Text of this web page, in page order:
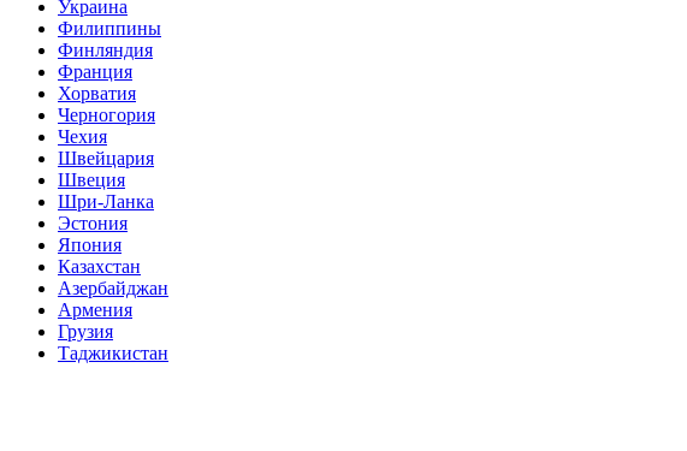
Украина
Филиппины
Финляндия
Франция
Хорватия
Черногория
Чехия
Швейцария
Швеция
Шри-Ланка
Эстония
Япония
Казахстан
Азербайджан
Армения
Грузия
Таджикистан